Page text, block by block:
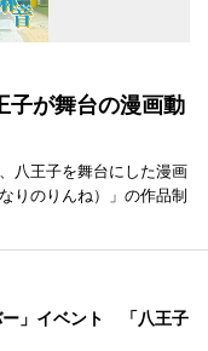
子が舞台の漫画動
八王子を舞台にした漫画
りのりんね）」の作品制
ー」イベント 「八王子